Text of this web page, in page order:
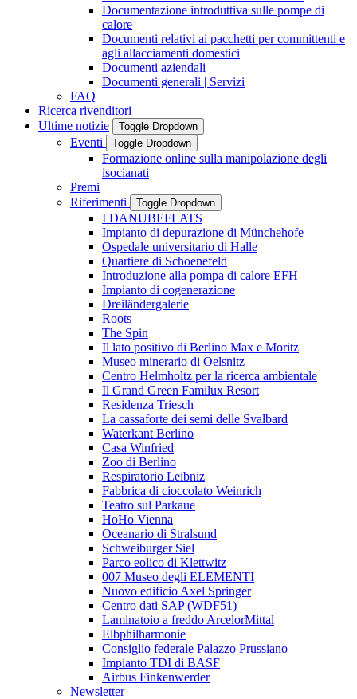
Documentazione introduttiva sulle pompe di
calore
Documenti relativi ai pacchetti per committenti e
agli allacciamenti domestici
Documenti aziendali
Documenti generali | Servizi
FAQ
Ricerca rivenditori
Ultime notizie
Toggle Dropdown
Eventi Toggle Dropdown
Formazione online sulla manipolazione degli
isocianati
Premi
Riferimenti
Toggle Dropdown
I DANUBEFLATS
Impianto di depurazione di Münchehofe
Ospedale universitario di Halle
Quartiere di Schoenefeld
Introduzione alla pompa di calore EFH
Impianto di cogenerazione
Dreiländergalerie
Roots
The Spin
Il lato positivo di Berlino Max e Moritz
Museo minerario di Oelsnitz
Centro Helmholtz per la ricerca ambientale
Il Grand Green Familux Resort
Residenza Triesch
La cassaforte dei semi delle Svalbard
Waterkant Berlino
Casa Winfried
Zoo di Berlino
Respiratorio Leibniz
Fabbrica di cioccolato Weinrich
Teatro sul Parkaue
HoHo Vienna
Oceanario di Stralsund
Schweiburger Siel
Parco eolico di Klettwitz
007 Museo degli ELEMENTI
Nuovo edificio Axel Springer
Centro dati SAP (WDF51)
Laminatoio a freddo ArcelorMittal
Elbphilharmonie
Consiglio federale Palazzo Prussiano
Impianto TDI di BASF
Airbus Finkenwerder
Newsletter